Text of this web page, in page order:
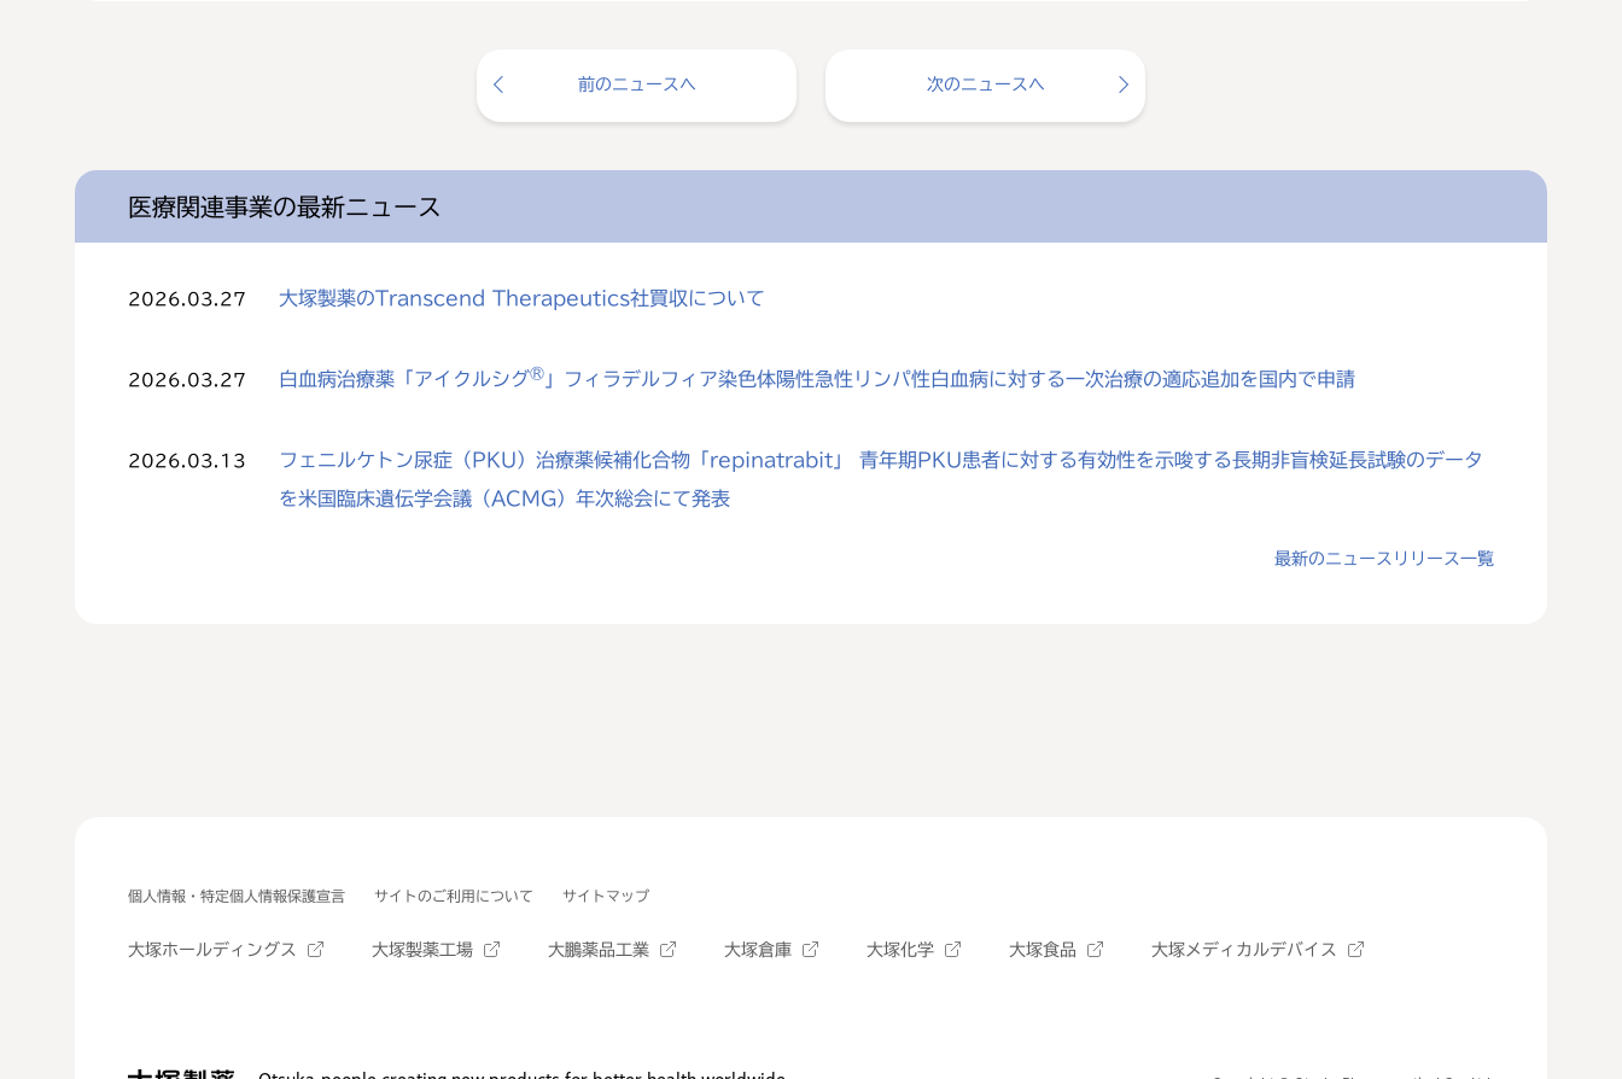
前のニュースへ 次のニュースへ
医療関連事業の最新ニュース
2026.03.27 大塚製薬のTranscend Therapeutics社買収について
2026.03.27 白血病治療薬「アイクルシグ® 」フィラデルフィア染色体陽性急性リンパ性白血病に対する一次治療の適応追加を国内で申請
2026.03.13
フェニルケトン尿症（PKU）治療薬候補化合物「repinatrabit」 青年期PKU患者に対する有効性を示唆する長期非盲検延長試験のデータ
を米国臨床遺伝学会議（ACMG）年次総会にて発表
最新のニュースリリース一覧
個人情報・特定個人情報保護宣言 サイトのご利用について サイトマップ
大塚ホールディングス 大塚製薬工場 大鵬薬品工業 大塚倉庫 大塚化学 大塚食品 大塚メディカルデバイス